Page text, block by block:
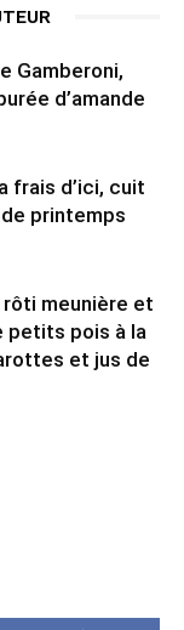
Gamberoni,
d’amande
frais d’ici, cuit
printemps
meunière et
petits pois à la
et jus de